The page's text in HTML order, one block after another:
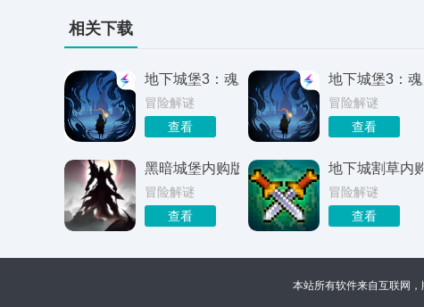
相关下载
地下城堡3：魂之诗
冒险解谜
查看
地下城堡3：
冒险解谜
查看
黑暗城堡内购版
冒险解谜
查看
地下城割草内
冒险解谜
查看
本站所有软件来自互联网